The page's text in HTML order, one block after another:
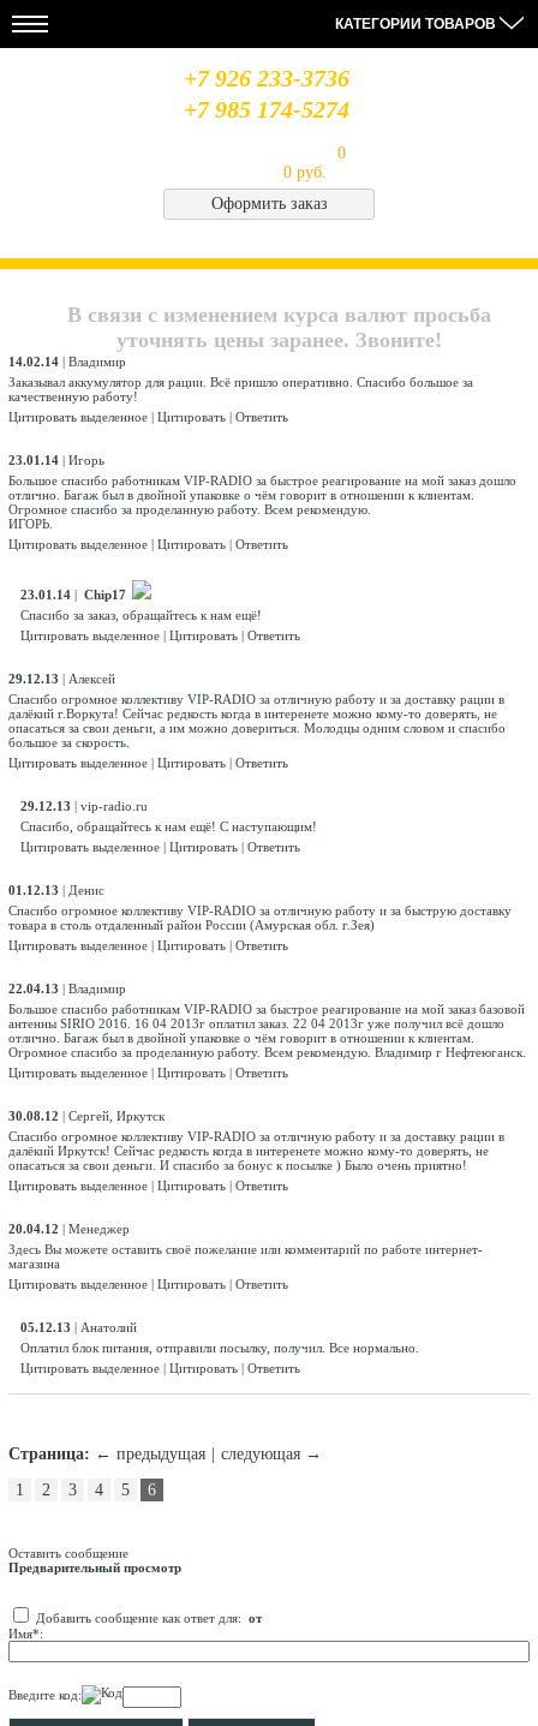
КАТЕГОРИИ ТОВАРОВ
+7 926 233-3736
+7 985 174-5274
0
0 руб.
Оформить заказ
НОВОСТИ
28.08.19
14.08.19
06.08.19
СОЦСЕТЯХВ связи с изменением курса валют просьба
уточнять цены заранее. Звоните!
14.02.14 | Владимир
Заказывал аккумулятор для рации. Всё пришло оперативно. Спасибо большое за
качественную работу!
Цитировать выделенное | Цитировать | Ответить
23.01.14 | Игорь
Большое спасибо работникам VIP-RADIO за быстрое реагирование на мой заказ дошло
отлично. Багаж был в двойной упаковке о чём говорит в отношении к клиентам.
Огромное спасибо за проделанную работу. Всем рекомендую.
ИГОРЬ.
Цитировать выделенное | Цитировать | Ответить
23.01.14 | Chip17
Спасибо за заказ, обращайтесь к нам ещё!
Цитировать выделенное | Цитировать | Ответить
29.12.13 | Алексей
Спасибо огромное коллективу VIP-RADIO за отличную работу и за доставку рации в
далёкий г.Воркута! Сейчас редкость когда в интеренете можно кому-то доверять, не
опасаться за свои деньги, а им можно довериться. Молодцы одним словом и спасибо
большое за скорость.
Цитировать выделенное | Цитировать | Ответить
29.12.13 | vip-radio.ru
Спасибо, обращайтесь к нам ещё! С наступающим!
Цитировать выделенное | Цитировать | Ответить
01.12.13 | Денис
Спасибо огромное коллективу VIP-RADIO за отличную работу и за быструю доставку
товара в столь отдаленный район России (Амурская обл. г.Зея)
Цитировать выделенное | Цитировать | Ответить
22.04.13 | Владимир
Большое спасибо работникам VIP-RADIO за быстрое реагирование на мой заказ базовой
антенны SIRIO 2016. 16 04 2013г оплатил заказ. 22 04 2013г уже получил всё дошло
отлично. Багаж был в двойной упаковке о чём говорит в отношении к клиентам.
Огромное спасибо за проделанную работу. Всем рекомендую. Владимир г Нефтеюганск.
Цитировать выделенное | Цитировать | Ответить
30.08.12 | Сергей, Иркутск
Спасибо огромное коллективу VIP-RADIO за отличную работу и за доставку рации в
далёкий Иркутск! Сейчас редкость когда в интеренете можно кому-то доверять, не
опасаться за свои деньги. И спасибо за бонус к посылке ) Было очень приятно!
Цитировать выделенное | Цитировать | Ответить
20.04.12 | Менеджер
Здесь Вы можете оставить своё пожелание или комментарий по работе интернет-
магазина
Цитировать выделенное | Цитировать | Ответить
05.12.13 | Анатолий
Оплатил блок питания, отправили посылку, получил. Все нормально.
Цитировать выделенное | Цитировать | Ответить
Страница: ← предыдущая
следующая →
1
2 3 4 5 6
Оставить сообщение
Предварительный просмотр
Добавить сообщение как ответ для: от
Имя*:
Введите код: